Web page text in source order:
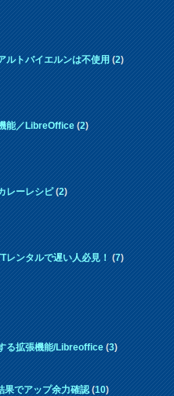
ルトバイエルンは不使用(2)
能／LibreOffice(2)
レーレシピ(2)
レンタルで遅い人必見！(7)
る拡張機能/Libreoffice(3)
果でアップ余力確認(10)